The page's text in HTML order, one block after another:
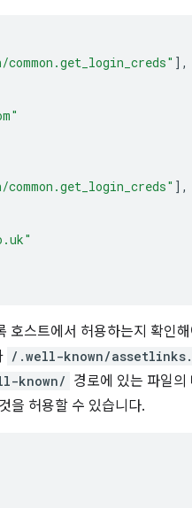
],
],
스트에서 허용하는지 확인
/.well-known/
known/ 경로에 있는 파일
을 허용할 수 있습니다.